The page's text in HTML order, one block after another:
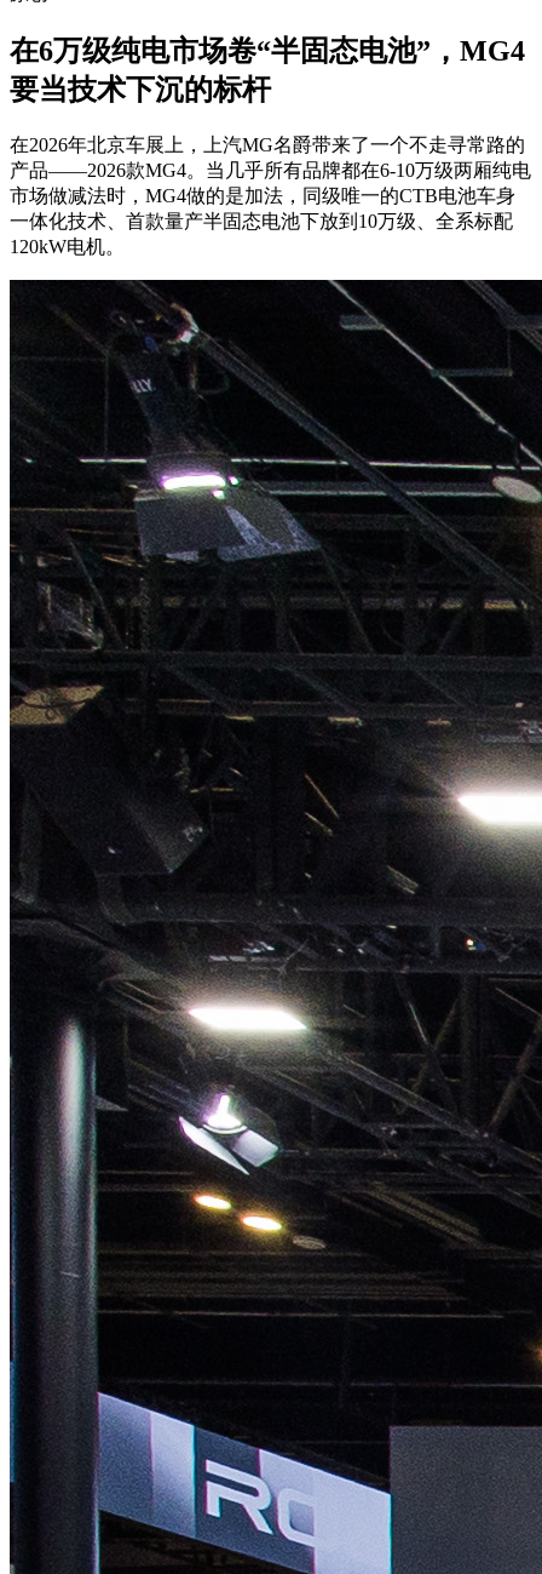
在6万级纯电市场卷“半固态电池”，MG4
要当技术下沉的标杆
在2026年北京车展上，上汽MG名爵带来了一个不走寻常路的
产品——2026款MG4。当几乎所有品牌都在6-10万级两厢纯电
市场做减法时，MG4做的是加法，同级唯一的CTB电池车身
一体化技术、首款量产半固态电池下放到10万级、全系标配
120kW电机。